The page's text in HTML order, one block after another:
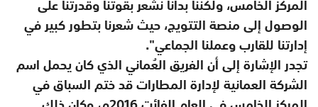
الوصول إلى منصة التتويج، حيث شعرنا بتطور كبير في
إدارتنا للقارب وعملنا الجماعي".
تجدر الإشارة إلى أن الفريق العُماني الذي كان يحمل اسم
الشركة العمانية لإدارة المطارات قد ختم السباق في